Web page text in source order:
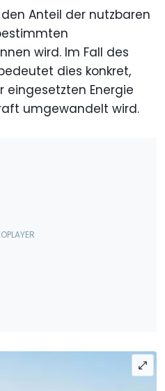
Anteil der nutzbaren
wird. Im Fall des
dies konkret,
Energie
umgewandelt wird.